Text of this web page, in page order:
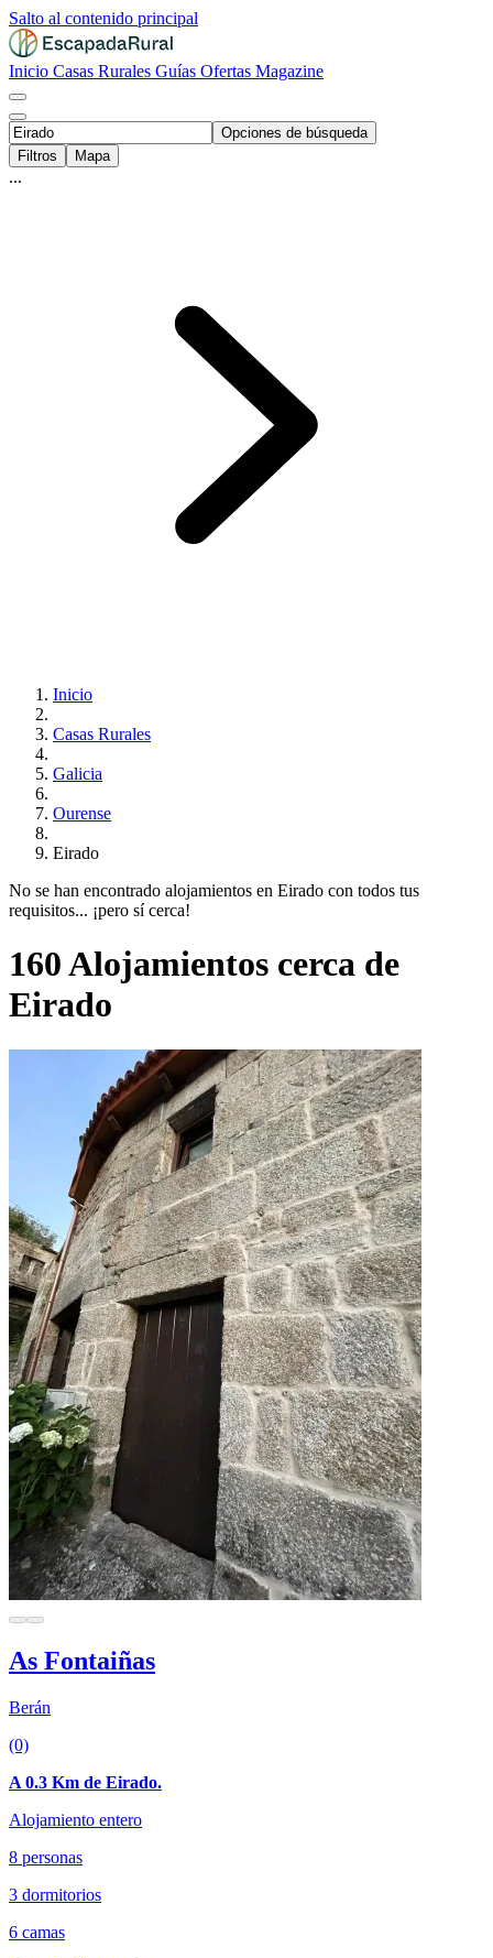
Salto al contenido principal
Inicio Casas Rurales Guías Ofertas Magazine
Opciones de búsqueda
Filtros
Mapa
...
Inicio
Casas Rurales
Galicia
Ourense
Eirado
No se han encontrado alojamientos en Eirado con todos tus
requisitos... ¡pero sí cerca!
160 Alojamientos cerca de
Eirado
As Fontaiñas
Berán
(0)
A 0.3 Km de Eirado.
Alojamiento entero
8 personas
3 dormitorios
6 camas